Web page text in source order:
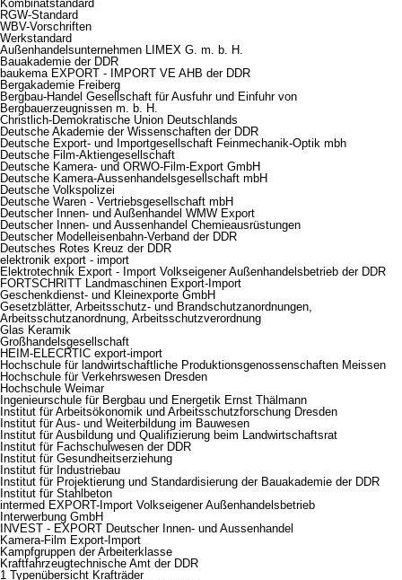
Kombinatstandard
RGW-Standard
WBV-Vorschriften
Werkstandard
Außenhandelsunternehmen LIMEX G. m. b. H.
Bauakademie der DDR
baukema EXPORT - IMPORT VE AHB der DDR
Bergakademie Freiberg
Bergbau-Handel Gesellschaft für Ausfuhr und Einfuhr von
Bergbauerzeugnissen m. b. H.
Christlich-Demokratische Union Deutschlands
Deutsche Akademie der Wissenschaften der DDR
Deutsche Export- und Importgesellschaft Feinmechanik-Optik mbh
Deutsche Film-Aktiengesellschaft
Deutsche Kamera- und ORWO-Film-Export GmbH
Deutsche Kamera-Aussenhandelsgesellschaft mbH
Deutsche Volkspolizei
Deutsche Waren - Vertriebsgesellschaft mbH
Deutscher Innen- und Außenhandel WMW Export
Deutscher Innen- und Aussenhandel Chemieausrüstungen
Deutscher Modelleisenbahn-Verband der DDR
Deutsches Rotes Kreuz der DDR
elektronik export - import
Elektrotechnik Export - Import Volkseigener Außenhandelsbetrieb der DDR
FORTSCHRITT Landmaschinen Export-Import
Geschenkdienst- und Kleinexporte GmbH
Gesetzblätter, Arbeitsschutz- und Brandschutzanordnungen,
Arbeitsschutzanordnung, Arbeitsschutzverordnung
Glas Keramik
Großhandelsgesellschaft
HEIM-ELECRTIC export-import
Hochschule für landwirtschaftliche Produktionsgenossenschaften Meissen
Hochschule für Verkehrswesen Dresden
Hochschule Weimar
Ingenieurschule für Bergbau und Energetik Ernst Thälmann
Institut für Arbeitsökonomik und Arbeitsschutzforschung Dresden
Institut für Aus- und Weiterbildung im Bauwesen
Institut für Ausbildung und Qualifizierung beim Landwirtschaftsrat
Institut für Fachschulwesen der DDR
Institut für Gesundheitserziehung
Institut für Industriebau
Institut für Projektierung und Standardisierung der Bauakademie der DDR
Institut für Stahlbeton
intermed EXPORT-Import Volkseigener Außenhandelsbetrieb
Interwerbung GmbH
INVEST - EXPORT Deutscher Innen- und Aussenhandel
Kamera-Film Export-Import
Kampfgruppen der Arbeiterklasse
Kraftfahrzeugtechnische Amt der DDR
1 Typenübersicht Krafträder